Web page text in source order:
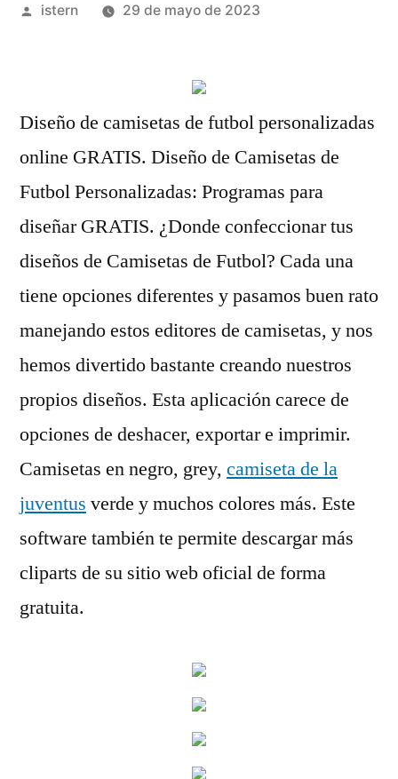
Publicado
istern 29 de mayo de 2023
Diseño de camisetas de futbol personalizadas
online GRATIS. Diseño de Camisetas de
Futbol Personalizadas: Programas para
diseñar GRATIS. ¿Donde confeccionar tus
diseños de Camisetas de Futbol? Cada una
tiene opciones diferentes y pasamos buen rato
manejando estos editores de camisetas, y nos
hemos divertido bastante creando nuestros
propios diseños. Esta aplicación carece de
opciones de deshacer, exportar e imprimir.
Camisetas en negro, grey, camiseta de la
juventus verde y muchos colores más. Este
software también te permite descargar más
cliparts de su sitio web oficial de forma
gratuita.